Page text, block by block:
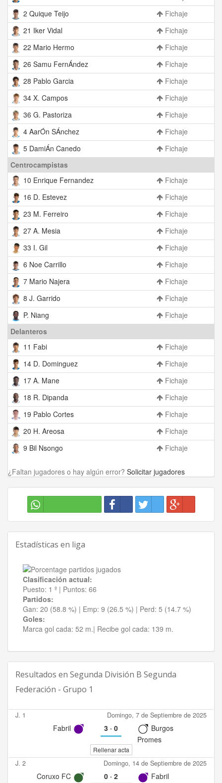
2 Quique Teijo
Fichaje
21 Iker Vidal
Fichaje
22 Mario Hermo
Fichaje
26 Samu FernÁndez
Fichaje
28 Pablo Garcia
Fichaje
34 X. Campos
Fichaje
36 G. Pastoriza
Fichaje
4 AarÓn SÁnchez
Fichaje
5 DamiÁn Canedo
Fichaje
Centrocampistas
10 Enrique Fernandez
Fichaje
16 D. Estevez
Fichaje
23 M. Ferreiro
Fichaje
27 A. Mesia
Fichaje
33 I. Gil
Fichaje
6 Noe Carrillo
Fichaje
7 Mario Najera
Fichaje
8 J. Garrido
Fichaje
P. Niang
Fichaje
Delanteros
11 Fabi
Fichaje
14 D. Dominguez
Fichaje
17 A. Mane
Fichaje
18 R. Dipanda
Fichaje
19 Pablo Cortes
Fichaje
20 H. Areosa
Fichaje
9 Bil Nsongo
Fichaje
¿Faltan jugadores o hay algún error? Solicitar jugadores
Estadísticas en liga
Clasificación actual:
Puesto: 1 º | Puntos: 66
Partidos:
Gan: 20 (58.8 %) | Emp: 9 (26.5 %) | Perd: 5 (14.7 %)
Goles:
Marca gol cada: 52 m.| Recibe gol cada: 139 m.
Resultados en Segunda División B Segunda
Federación - Grupo 1
J. 1 Domingo, 7 de Septiembre de 2025
Fabril 3· 0
Burgos
Promes
Rellenar acta
J. 2 Domingo, 14 de Septiembre de 2025
Coruxo FC 0· 2 Fabril